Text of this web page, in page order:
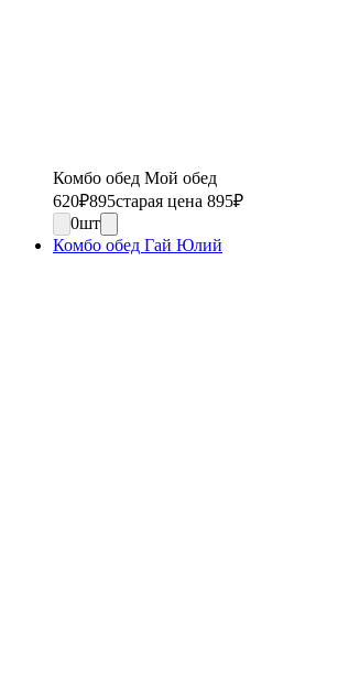
Комбо обед Мой обед
620₽895старая цена 895₽
0шт
Комбо обед Гай Юлий